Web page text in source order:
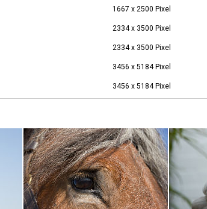
1667 x 2500 Pixel
2334 x 3500 Pixel
2334 x 3500 Pixel
3456 x 5184 Pixel
3456 x 5184 Pixel